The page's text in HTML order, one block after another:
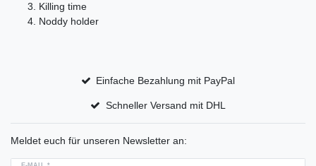
Killing time
Noddy holder
Einfache Bezahlung mit PayPal
Schneller Versand mit DHL
Meldet euch für unseren Newsletter an: